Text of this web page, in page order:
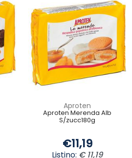
Aproten
Aproten Merenda Alb
S/zucc180g
€11,19
Listino: € 11,19